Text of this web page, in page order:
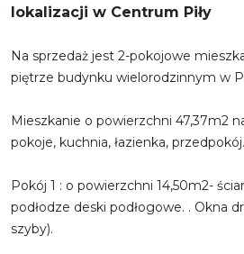
lokalizacji w Centrum Piły
Na sprzedaż jest 2-pokojowe
piętrze budynku wielorodzinnym w
Mieszkanie o powierzchni 47,37m2
pokoje, kuchnia, łazienka, przedpokój.
Pokój 1 : o powierzchni 14,50m2-
podłodze deski podłogowe. . Okna
szyby).